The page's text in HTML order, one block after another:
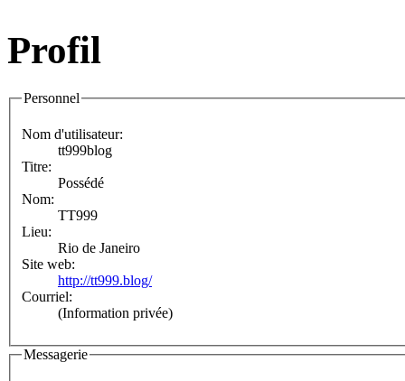
Profil
Personnel
Nom d'utilisateur:
tt999blog
Titre:
Possédé
Nom:
TT999
Lieu:
Rio de Janeiro
Site web:
http://tt999.blog/
Courriel:
(Information privée)
Messagerie